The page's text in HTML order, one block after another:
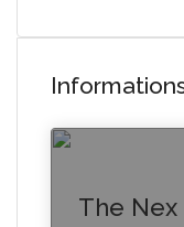
The Nex